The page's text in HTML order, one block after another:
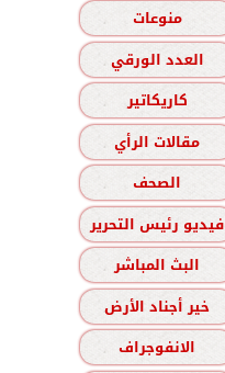
منوعات
العدد الورقي
كاريكاتير
مقالات الرأي
الصحف
فيديو رئيس التحرير
البث المباشر
خير أجناد الأرض
الانفوجراف